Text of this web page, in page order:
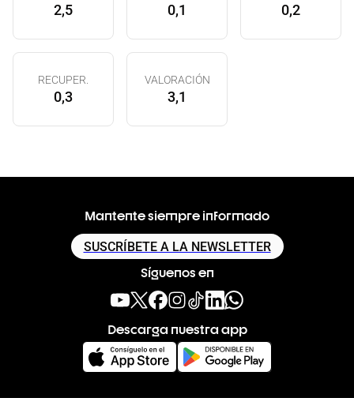
2,5 0,1 0,2
RECUPER.
0,3
VALORACIÓN
3,1
Mantente siempre informado
SUSCRÍBETE A LA NEWSLETTER
Síguenos en
Descarga nuestra app